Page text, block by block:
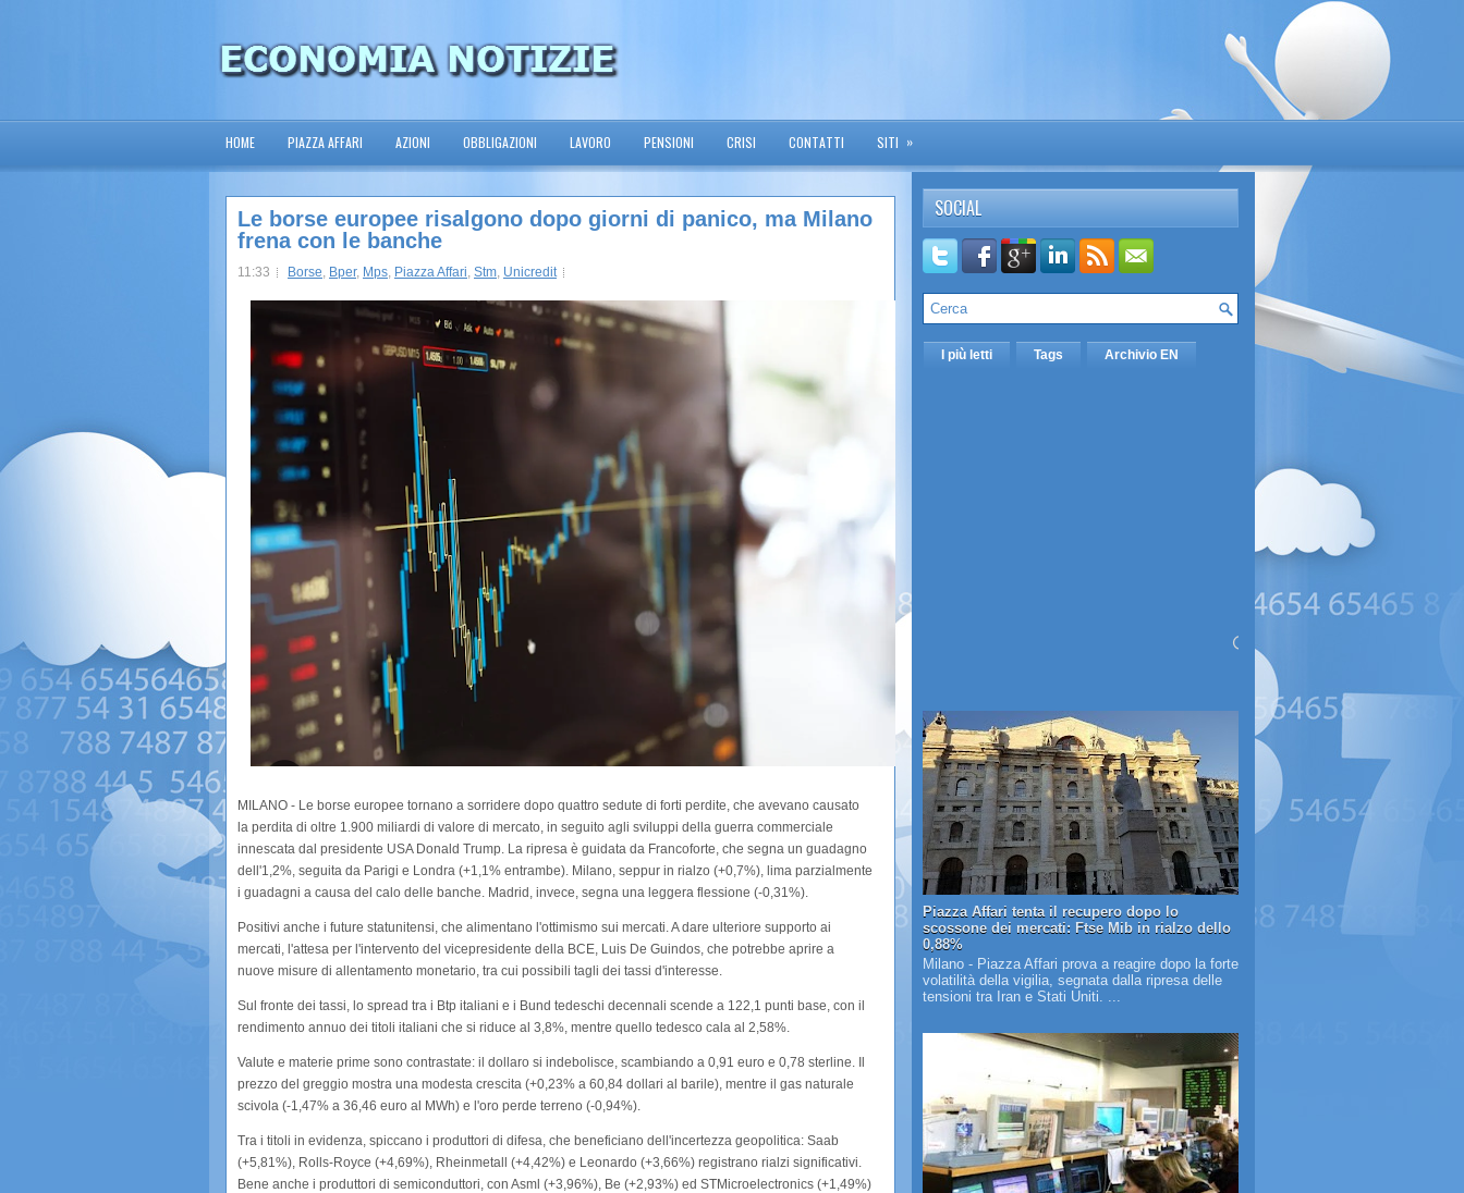
HOME PIAZZA AFFARI AZIONI OBBLIGAZIONI LAVORO PENSIONI CRISI CONTATTI SITI »
Le borse europee risalgono dopo giorni di panico, ma Milano
frena con le banche
11:33 Borse, Bper, Mps, Piazza Affari, Stm, Unicredit
MILANO - Le borse europee tornano a sorridere dopo quattro sedute di forti perdite, che avevano causato
la perdita di oltre 1.900 miliardi di valore di mercato, in seguito agli sviluppi della guerra commerciale
innescata dal presidente USA Donald Trump. La ripresa è guidata da Francoforte, che segna un guadagno
dell'1,2%, seguita da Parigi e Londra (+1,1% entrambe). Milano, seppur in rialzo (+0,7%), lima parzialmente
i guadagni a causa del calo delle banche. Madrid, invece, segna una leggera flessione (-0,31%).
Positivi anche i future statunitensi, che alimentano l'ottimismo sui mercati. A dare ulteriore supporto ai
mercati, l'attesa per l'intervento del vicepresidente della BCE, Luis De Guindos, che potrebbe aprire a
nuove misure di allentamento monetario, tra cui possibili tagli dei tassi d'interesse.
Sul fronte dei tassi, lo spread tra i Btp italiani e i Bund tedeschi decennali scende a 122,1 punti base, con il
rendimento annuo dei titoli italiani che si riduce al 3,8%, mentre quello tedesco cala al 2,58%.
Valute e materie prime sono contrastate: il dollaro si indebolisce, scambiando a 0,91 euro e 0,78 sterline. Il
prezzo del greggio mostra una modesta crescita (+0,23% a 60,84 dollari al barile), mentre il gas naturale
scivola (-1,47% a 36,46 euro al MWh) e l'oro perde terreno (-0,94%).
Tra i titoli in evidenza, spiccano i produttori di difesa, che beneficiano dell'incertezza geopolitica: Saab
(+5,81%), Rolls-Royce (+4,69%), Rheinmetall (+4,42%) e Leonardo (+3,66%) registrano rialzi significativi.
Bene anche i produttori di semiconduttori, con Asml (+3,96%), Be (+2,93%) ed STMicroelectronics (+1,49%)
SOCIAL
I più letti Tags Archivio EN
Piazza Affari tenta il recupero dopo lo
scossone dei mercati: Ftse Mib in rialzo dello
0,88%
Milano - Piazza Affari prova a reagire dopo la forte
volatilità della vigilia, segnata dalla ripresa delle
tensioni tra Iran e Stati Uniti. ...